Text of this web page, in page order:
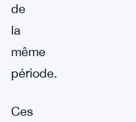
de
la
même
période.
Ces